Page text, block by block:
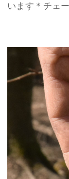
います＊チェ